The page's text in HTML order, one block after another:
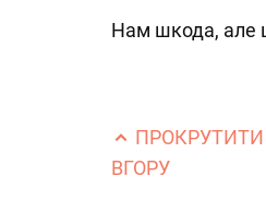
Нам шкода, але
ПРОКРУТИТИ
ВГОРУ